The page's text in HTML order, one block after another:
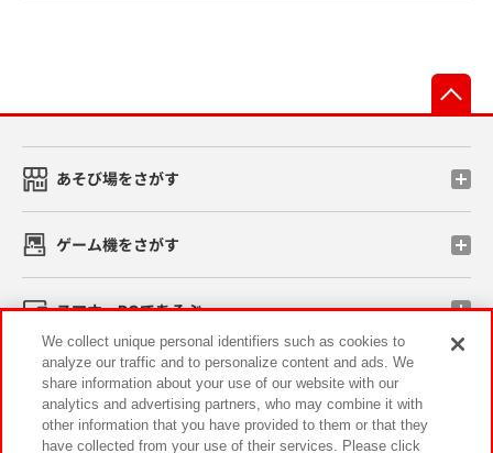
あそび場をさがす
ゲーム機をさがす
スマホ・PCであそぶ
イベント・キャンペーン
We collect unique personal identifiers such as cookies to
analyze our traffic and to personalize content and ads. We
share information about your use of our website with our
analytics and advertising partners, who may combine it with
other information that you have provided to them or that they
have collected from your use of their services. Please click